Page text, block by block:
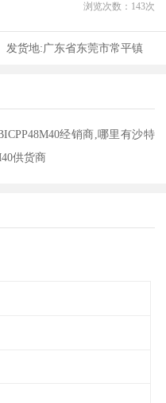
浏览次数： 143次
发货地:广东省东莞市常平镇
经销商,哪里有沙特
供货商